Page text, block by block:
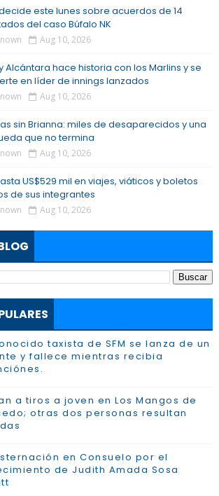
este lunes sobre acuerdos de 14
del caso Búfalo NK
Aug 10, 2026
Alcántara hace historia con los Marlins y se
en líder de innings lanzados
Aug 10, 2026
sin Brianna: miles de desaparecidos y una
que no termina
Aug 10, 2026
US$529 mil en viajes, viáticos y boletos
de sus integrantes
Aug 10, 2026
taxista de SFM se lanza de un
y fallece mientras recibia
a tiros a joven en Los Mangos de
otras dos personas resultan
en Consuelo por el
de Judith Amada Sosa